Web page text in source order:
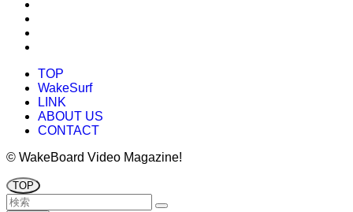
TOP
WakeSurf
LINK
ABOUT US
CONTACT
© WakeBoard Video Magazine!
TOP